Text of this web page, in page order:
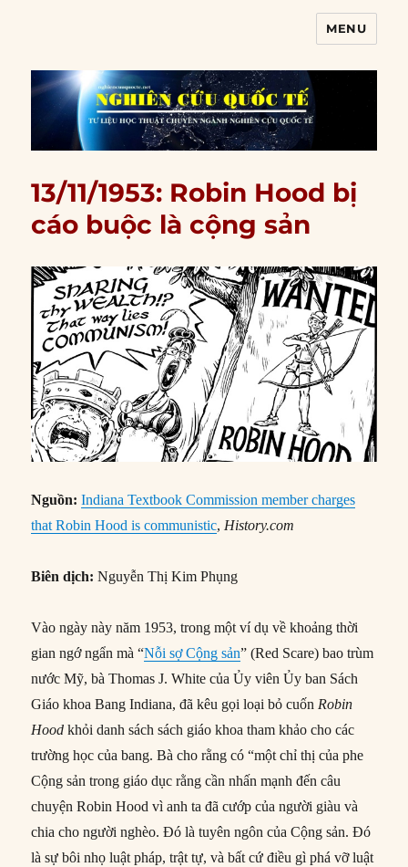
MENU
13/11/1953: Robin Hood bị
cáo buộc là cộng sản
Nguồn: Indiana Textbook Commission member charges
that Robin Hood is communistic,History.com
Biên dịch: Nguyễn Thị Kim Phụng
Vào ngày này năm 1953, trong một ví dụ về khoảng thời
gian ngớ ngẩn mà “Nỗi sợ Cộng sản” (Red Scare) bao trùm
nước Mỹ, bà Thomas J. White của Ủy viên Ủy ban Sách
Giáo khoa Bang Indiana, đã kêu gọi loại bỏ cuốnRobin
Hood khỏi danh sách sách giáo khoa tham khảo cho các
trường học của bang. Bà cho rằng có “một chỉ thị của phe
Cộng sản trong giáo dục rằng cần nhấn mạnh đến câu
chuyện Robin Hood vì anh ta đã cướp của người giàu và
chia cho người nghèo. Đó là tuyên ngôn của Cộng sản. Đó
là sự bôi nhọ luật pháp, trật tự, và bất cứ điều gì phá vỡ luật